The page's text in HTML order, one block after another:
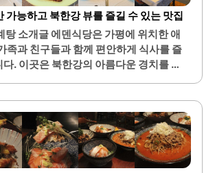
격은 다소 좁지만, 건강한 남도 맛을 경
입니다. 에덴식당은 조미료를 사용하
살린 요리를 제공하여, 건강을 중시하는
습니다. 다양한 정식 메뉴가 있어 여러
때도..
가능하고 북한강 뷰를 즐길 수 있는 맛집
탕 소개글 에덴식당은 가평에 위치한 애
족과 친구들과 함께 편안하게 식사를 즐
. 이곳은 북한강의 아름다운 경치를 감
.에덴식당의 대표 메뉴인 능이오리백숙
부드러운 오리 고기가 특징입니다. 오리
자랑하며, 부추와 능이버섯, 은행이 함
을 선사합니다. 또한, 식사 후 제공되는
맛을 더욱 강조해 줍니다.사장님은 친